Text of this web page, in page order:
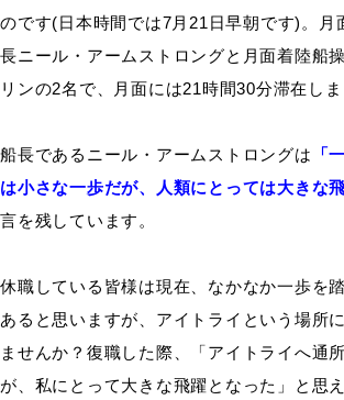
のです(日本時間では7月21日早朝です)。月
長ニール・アームストロングと月面着陸船
リンの2名で、月面には21時間30分滞在しま
船長であるニール・アームストロングは 「
は小さな一歩だが、人類にとっては大きな飛
言を残しています。
休職している皆様は現在、なかなか一歩を
あると思いますが、アイトライという場所
ませんか？復職した際、「アイトライへ通
が、私にとって大きな飛躍となった」と思